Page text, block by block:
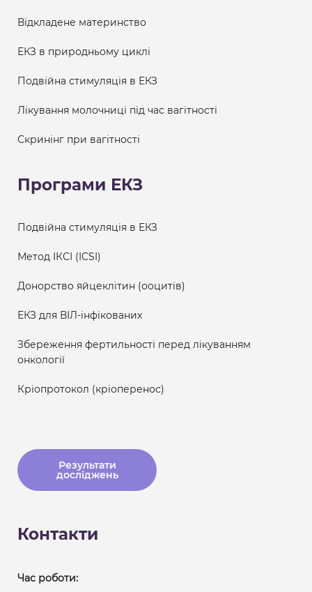
Відкладене материнство
ЕКЗ в природньому циклі
Подвійна стимуляція в ЕКЗ
Лікування молочниці під час вагітності
Скринінг при вагітності
Програми ЕКЗ
Подвійна стимуляція в ЕКЗ
Метод ІКСІ (ICSI)
Донорство яйцеклітин (ооцитів)
ЕКЗ для ВІЛ-інфікованих
Збереження фертильності перед лікуванням
онкології
Кріопротокол (кріоперенос)
Результати
досліджень
Контакти
Час роботи: